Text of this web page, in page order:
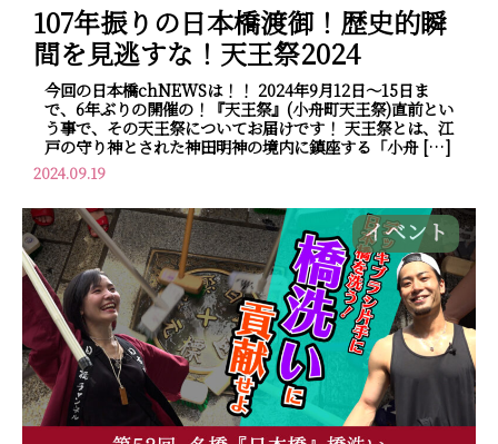
107年振りの日本橋渡御！歴史的瞬
間を見逃すな！天王祭2024
今回の日本橋chNEWSは！！ 2024年9月12日～15日ま
で、6年ぶりの開催の！『天王祭』(小舟町天王祭)直前とい
う事で、その天王祭についてお届けです！ 天王祭とは、江
戸の守り神とされた神田明神の境内に鎮座する「小舟 […]
2024.09.19
イベント